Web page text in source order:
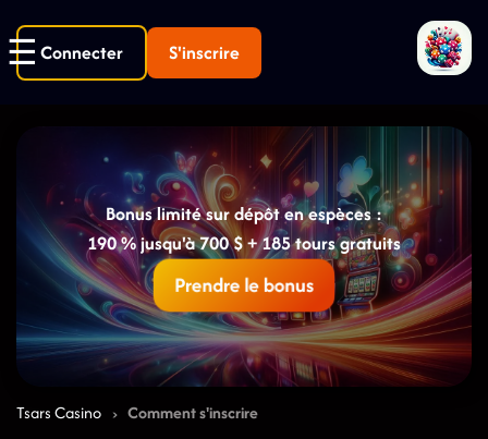
Connecter S'inscrire
Bonus limité sur dépôt en espèces :
190 % jusqu'à 700 $ + 185 tours gratuits
Prendre le bonus
Tsars Casino › Comment s'inscrire